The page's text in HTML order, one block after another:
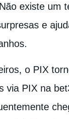
existe
e
o PIX
via PIX na